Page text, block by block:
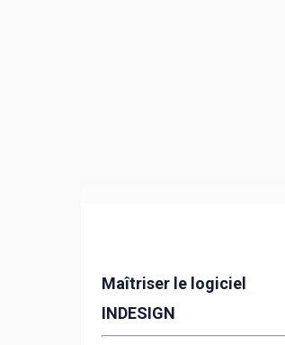
Maîtriser le logiciel
INDESIGN